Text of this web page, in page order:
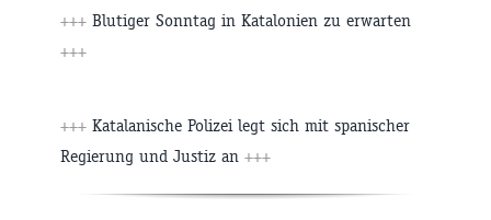
+++ Blutiger Sonntag in Katalonien zu erwarten
+++
+++ Katalanische Polizei legt sich mit spanischer
Regierung und Justiz an +++